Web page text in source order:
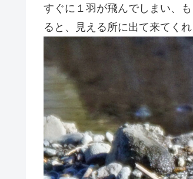
すぐに１羽が飛んでしまい、
ると、見える所に出て来てく